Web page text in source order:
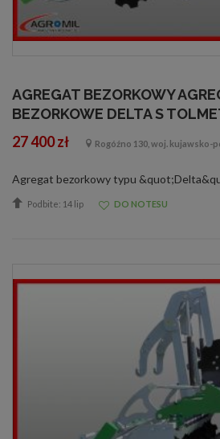
AGREGAT BEZORKOWY
BEZORKOWE DELTA S
27 400 zł Rogóźno 130, woj. kujawsko-
Podbite: 14 lip DO NOTESU